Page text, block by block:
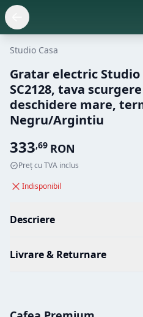
Studio Casa
Gratar electric Studio
SC2128, tava
deschidere mare,
Negru/Argintiu
333,69 RON
Preț cu TVA inclus
Indisponibil
Descriere
Livrare & Returnare